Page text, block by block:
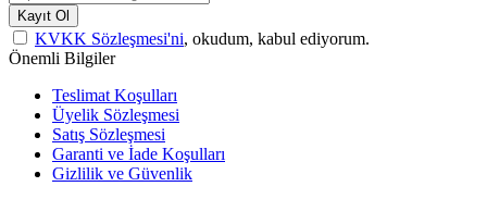
Kayıt Ol
KVKK Sözleşmesi'ni, okudum, kabul ediyorum.
Önemli Bilgiler
Teslimat Koşulları
Üyelik Sözleşmesi
Satış Sözleşmesi
Garanti ve İade Koşulları
Gizlilik ve Güvenlik